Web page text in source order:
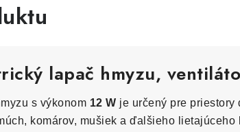
lapač hmyzu,
s výkonom 12 W je určený pre priestory
komárov, mušiek a ďalšieho lietajúceho